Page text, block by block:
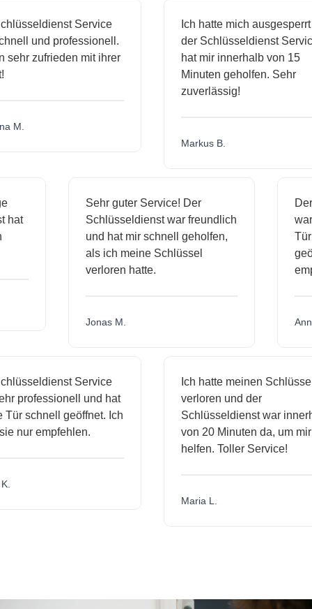
Service
und professionell.
zufrieden mit ihrer
M.
Ich hatte mich ausgesperrt
der Schlüsseldienst Service
hat mir innerhalb von 15
Minuten geholfen. Sehr
zuverlässig!
Markus B.
hat
Sehr guter Service! Der
Schlüsseldienst war freundlich
und hat mir schnell geholfen,
als ich meine Schlüssel
verloren hatte.
Jonas M.
Service
professionell und hat
schnell geöffnet. Ich
nur empfehlen.
Ich hatte meinen Schlüssel
verloren und der
Schlüsseldienst war
von 20 Minuten da, um mir
helfen. Toller Service!
Maria L.